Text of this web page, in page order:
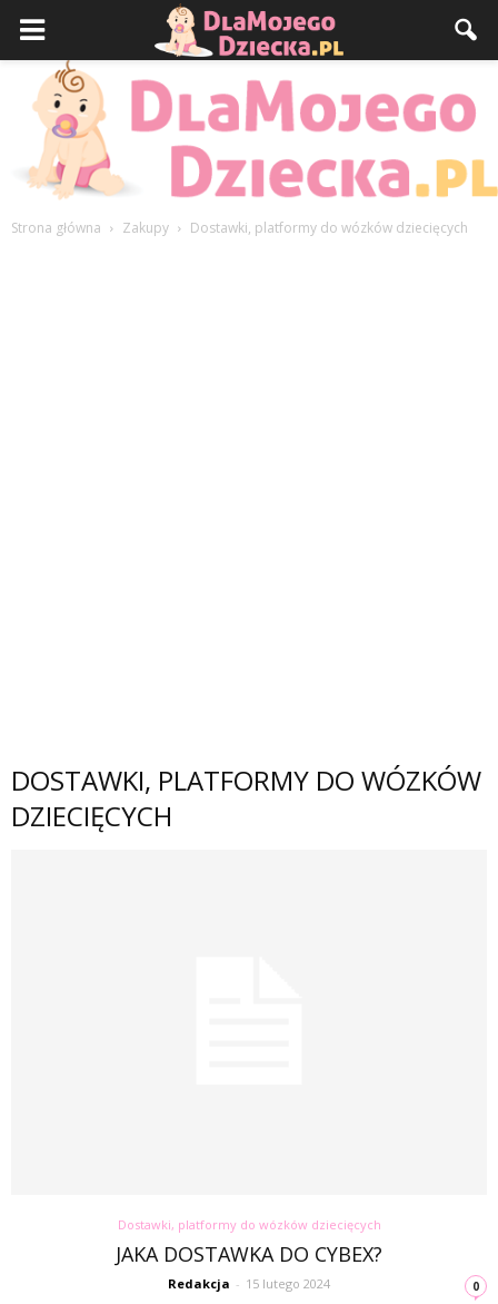
Strona główna Zakupy Dostawki, platformy do wózków dziecięcych
DOSTAWKI, PLATFORMY DO WÓZKÓW
DZIECIĘCYCH
Dostawki, platformy do wózków dziecięcych
JAKA DOSTAWKA DO CYBEX?
Redakcja - 15 lutego 2024 0